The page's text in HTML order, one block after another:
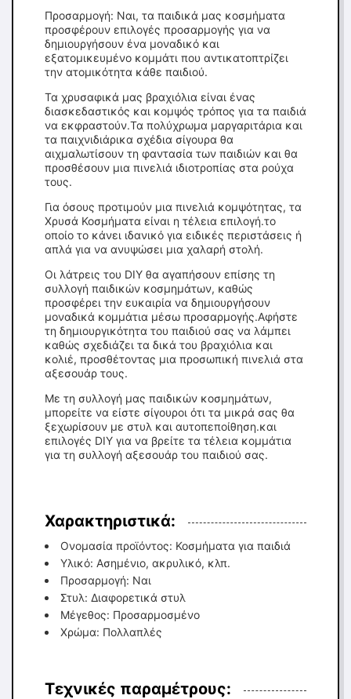
Προσαρμογή: Ναι, τα παιδικά μας κοσμήματα
προσφέρουν επιλογές προσαρμογής για να
δημιουργήσουν ένα μοναδικό και
εξατομικευμένο κομμάτι που αντικατοπτρίζει
την ατομικότητα κάθε παιδιού.
Τα χρυσαφικά μας βραχιόλια είναι ένας
διασκεδαστικός και κομψός τρόπος για τα παιδιά
να εκφραστούν.Τα πολύχρωμα μαργαριτάρια και
τα παιχνιδιάρικα σχέδια σίγουρα θα
αιχμαλωτίσουν τη φαντασία των παιδιών και θα
προσθέσουν μια πινελιά ιδιοτροπίας στα ρούχα
τους.
Για όσους προτιμούν μια πινελιά κομψότητας, τα
Χρυσά Κοσμήματα είναι η τέλεια επιλογή.το
οποίο το κάνει ιδανικό για ειδικές περιστάσεις ή
απλά για να ανυψώσει μια χαλαρή στολή.
Οι λάτρεις του DIY θα αγαπήσουν επίσης τη
συλλογή παιδικών κοσμημάτων, καθώς
προσφέρει την ευκαιρία να δημιουργήσουν
μοναδικά κομμάτια μέσω προσαρμογής.Αφήστε
τη δημιουργικότητα του παιδιού σας να λάμπει
καθώς σχεδιάζει τα δικά του βραχιόλια και
κολιέ, προσθέτοντας μια προσωπική πινελιά στα
αξεσουάρ τους.
Με τη συλλογή μας παιδικών κοσμημάτων,
μπορείτε να είστε σίγουροι ότι τα μικρά σας θα
ξεχωρίσουν με στυλ και αυτοπεποίθηση.και
επιλογές DIY για να βρείτε τα τέλεια κομμάτια
για τη συλλογή αξεσουάρ του παιδιού σας.
Χαρακτηριστικά:
Ονομασία προϊόντος: Κοσμήματα για παιδιά
Υλικό: Ασημένιο, ακρυλικό, κλπ.
Προσαρμογή: Ναι
Στυλ: Διαφορετικά στυλ
Μέγεθος: Προσαρμοσμένο
Χρώμα: Πολλαπλές
Τεχνικές παραμέτρους: